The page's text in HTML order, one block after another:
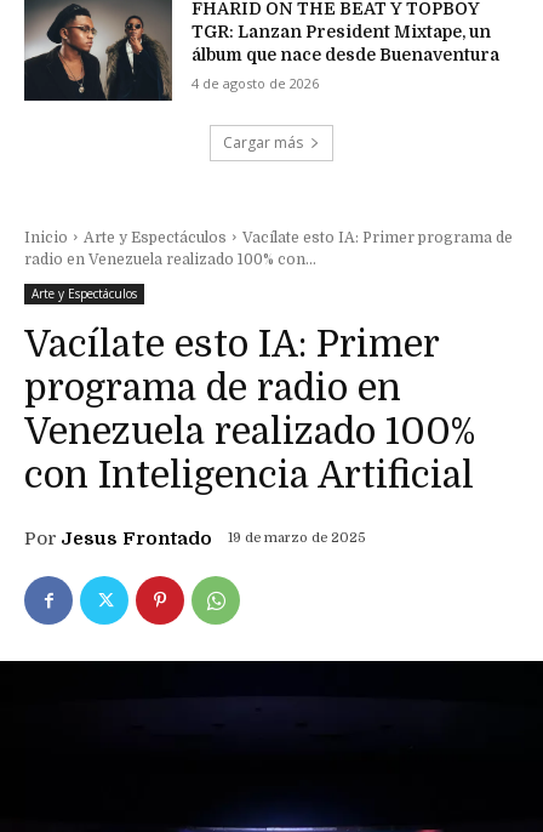
FHARID ON THE BEAT Y TOPBOY
TGR: Lanzan President Mixtape, un
álbum que nace desde Buenaventura
4 de agosto de 2026
Cargar más